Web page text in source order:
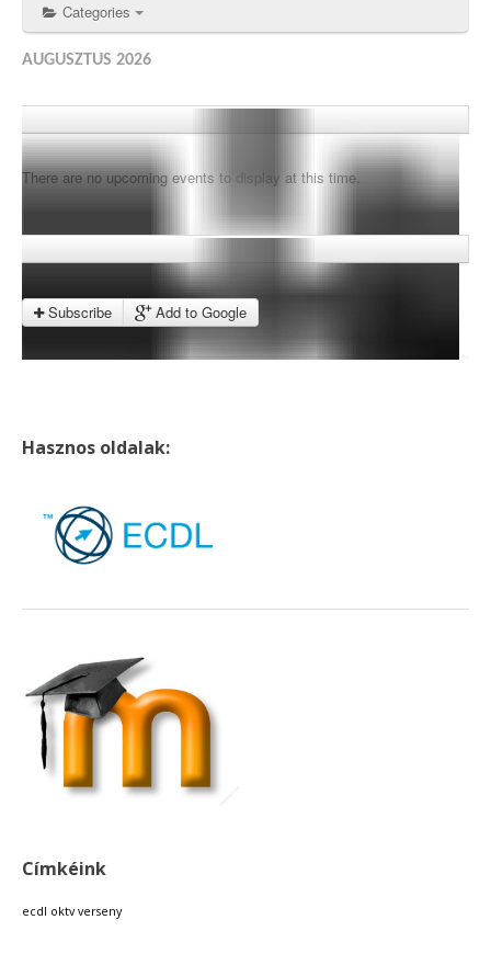
Categories
AUGUSZTUS 2026
There are no upcoming events to display at this time.
Subscribe Add to Google
Hasznos oldalak:
Címkéink
ecdl oktv verseny